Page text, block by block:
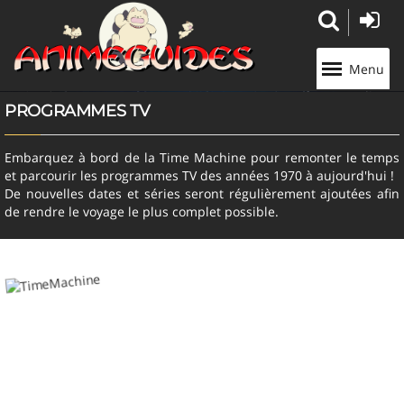
Menu
PROGRAMMES TV
Embarquez à bord de la Time Machine pour remonter le temps
et parcourir les programmes TV des années 1970 à aujourd'hui !
De nouvelles dates et séries seront régulièrement ajoutées afin
de rendre le voyage le plus complet possible.
Panneau de gestion des cookies